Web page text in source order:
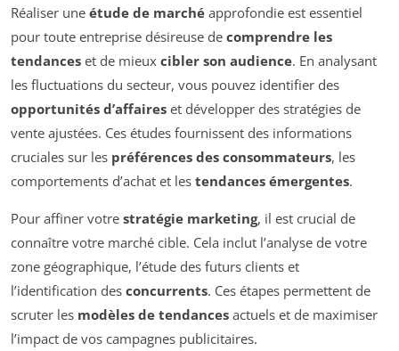
Réaliser une étude de marché approfondie est essentiel
pour toute entreprise désireuse de comprendre les
tendances et de mieux cibler son audience. En analysant
les fluctuations du secteur, vous pouvez identifier des
opportunités d’affaires et développer des stratégies de
vente ajustées. Ces études fournissent des informations
cruciales sur les préférences des consommateurs, les
comportements d’achat et les tendances émergentes.
Pour affiner votre stratégie marketing, il est crucial de
connaître votre marché cible. Cela inclut l’analyse de votre
zone géographique, l’étude des futurs clients et
l’identification des concurrents. Ces étapes permettent de
scruter les modèles de tendances actuels et de maximiser
l’impact de vos campagnes publicitaires.